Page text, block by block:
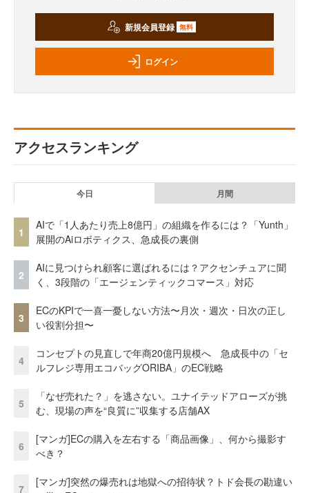
新規会員登録 無料
ログイン
アクセスランキング
今日 月間
1
AIで「1人あたり売上8億円」の組織を作るには？「Yunth」
展開のAiロボティクス、急成長の裏側
2
AIに見つけられ顧客に選ばれるには？アクセンチュアに聞
く、3段階の「エージェンティックコマース」対応
3
ECのKPIで一喜一憂しない方法〜月次・週次・日次の正し
い役割分担〜
4
コンセプトの見直しで年商20億円規模へ 急成長中の「セ
ルフレジ専用エコバッグORIBA」のEC戦略
5
「なぜ売れた？」を逃さない。ユナイテッドアローズが挑
む、現場の声を“良質に”収集する店舗AX
6
[マンガ]ECの購入を左右する「商品画像」、何から撮影す
べき？
7
[マンガ]突然の爆売れは地獄への招待状？トド会長の勘違い